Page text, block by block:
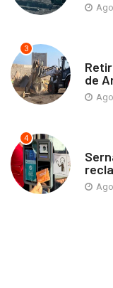
3
de
4